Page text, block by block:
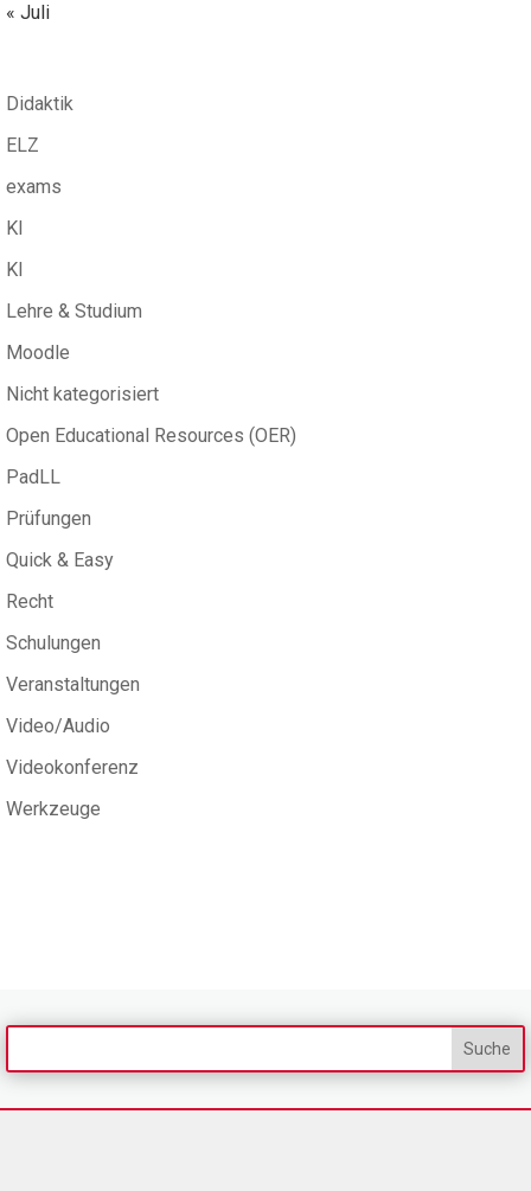
« Juli
Didaktik
ELZ
exams
KI
KI
Lehre & Studium
Moodle
Nicht kategorisiert
Open Educational Resources (OER)
PadLL
Prüfungen
Quick & Easy
Recht
Schulungen
Veranstaltungen
Video/Audio
Videokonferenz
Werkzeuge